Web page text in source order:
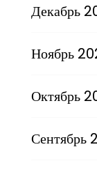
Декабрь
Ноябрь
Октябрь
Сентябрь